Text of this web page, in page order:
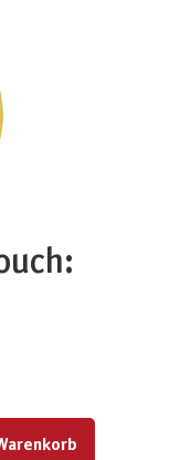
um die Anzahl zu